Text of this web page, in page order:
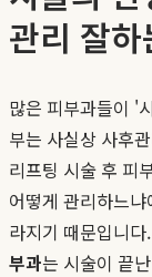
관리 잘
많은 피부과들이 '
부는 사실상 사후
리프팅 시술 후 피
어떻게 관리하느
라지기 때문입니다
부과는 시술이 끝